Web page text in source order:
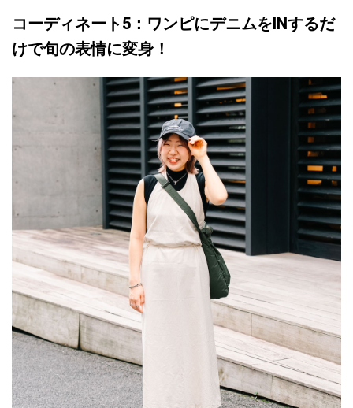
コーディネート5：ワンピにデニムをINするだ
けで旬の表情に変身！